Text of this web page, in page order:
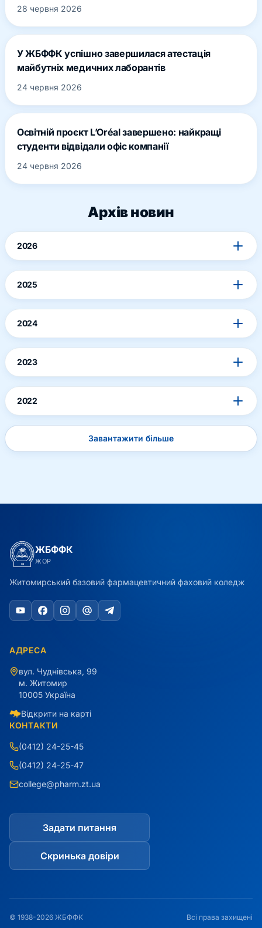
28 червня 2026
У ЖБФФК успішно завершилася атестація
майбутніх медичних лаборантів
24 червня 2026
Освітній проєкт L’Oréal завершено: найкращі
студенти відвідали офіс компанії
24 червня 2026
Архів новин
2026
2025
2024
2023
2022
Завантажити більше
ЖБФФК
ЖОР
Житомирський базовий фармацевтичний фаховий коледж
АДРЕСА
вул. Чуднівська, 99
м. Житомир
10005 Україна
Відкрити на карті
КОНТАКТИ
(0412) 24-25-45
(0412) 24-25-47
college@pharm.zt.ua
Задати питання
Скринька довіри
© 1938-2026 ЖБФФК Всі права захищені